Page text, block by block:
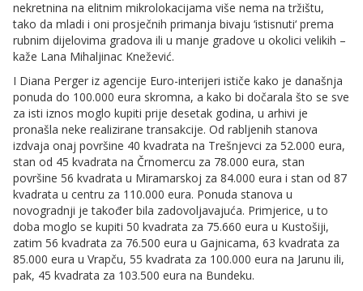
nekretnina na elitnim mikrolokacijama više nema na tržištu,
tako da mladi i oni prosječnih primanja bivaju ‘istisnuti‘ prema
rubnim dijelovima gradova ili u manje gradove u okolici velikih –
kaže Lana Mihaljinac Knežević.
I Diana Perger iz agencije Euro-interijeri ističe kako je današnja
ponuda do 100.000 eura skromna, a kako bi dočarala što se sve
za isti iznos moglo kupiti prije desetak godina, u arhivi je
pronašla neke realizirane transakcije. Od rabljenih stanova
izdvaja onaj površine 40 kvadrata na Trešnjevci za 52.000 eura,
stan od 45 kvadrata na Črnomercu za 78.000 eura, stan
površine 56 kvadrata u Miramarskoj za 84.000 eura i stan od 87
kvadrata u centru za 110.000 eura. Ponuda stanova u
novogradnji je također bila zadovoljavajuća. Primjerice, u to
doba moglo se kupiti 50 kvadrata za 75.660 eura u Kustošiji,
zatim 56 kvadrata za 76.500 eura u Gajnicama, 63 kvadrata za
85.000 eura u Vrapču, 55 kvadrata za 100.000 eura na Jarunu ili,
pak, 45 kvadrata za 103.500 eura na Bundeku.